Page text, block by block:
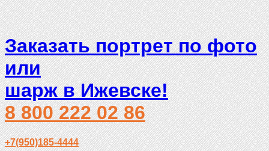
Заказать портрет по фото
или
шарж в Ижевске!
8 800 222 02 86
+7(950)185-4444